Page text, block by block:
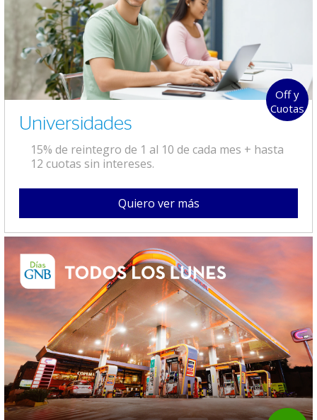
Off y
Cuotas
Universidades
15% de reintegro de 1 al 10 de cada mes + hasta
12 cuotas sin intereses.
Quiero ver más